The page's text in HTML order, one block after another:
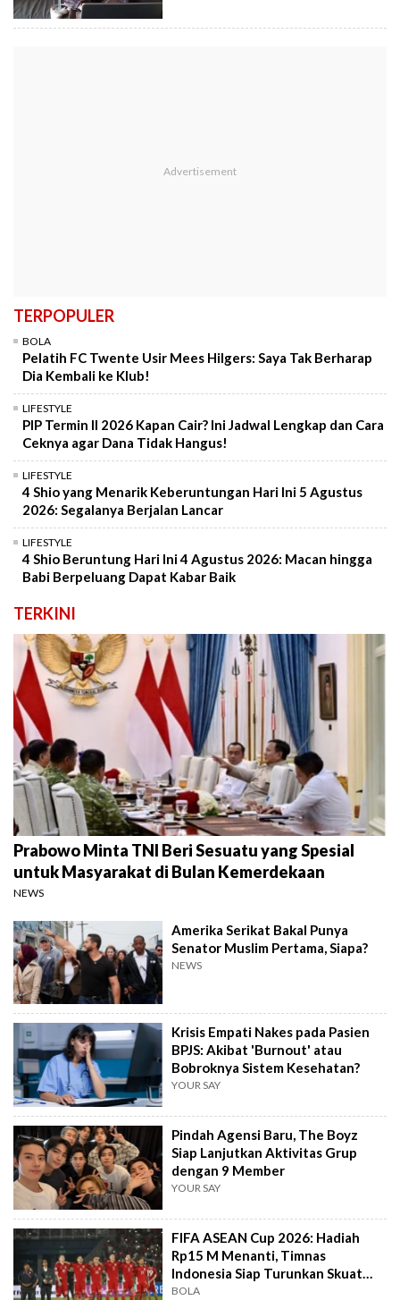
TERPOPULER
BOLA
Pelatih FC Twente Usir Mees Hilgers: Saya Tak Berharap
Dia Kembali ke Klub!
LIFESTYLE
PIP Termin II 2026 Kapan Cair? Ini Jadwal Lengkap dan Cara
Ceknya agar Dana Tidak Hangus!
LIFESTYLE
4 Shio yang Menarik Keberuntungan Hari Ini 5 Agustus
2026: Segalanya Berjalan Lancar
LIFESTYLE
4 Shio Beruntung Hari Ini 4 Agustus 2026: Macan hingga
Babi Berpeluang Dapat Kabar Baik
TERKINI
Prabowo Minta TNI Beri Sesuatu yang Spesial
untuk Masyarakat di Bulan Kemerdekaan
NEWS
Amerika Serikat Bakal Punya
Senator Muslim Pertama, Siapa?
NEWS
Krisis Empati Nakes pada Pasien
BPJS: Akibat 'Burnout' atau
Bobroknya Sistem Kesehatan?
YOUR SAY
Pindah Agensi Baru, The Boyz
Siap Lanjutkan Aktivitas Grup
dengan 9 Member
YOUR SAY
FIFA ASEAN Cup 2026: Hadiah
Rp15 M Menanti, Timnas
Indonesia Siap Turunkan Skuat
Terbaik
BOLA